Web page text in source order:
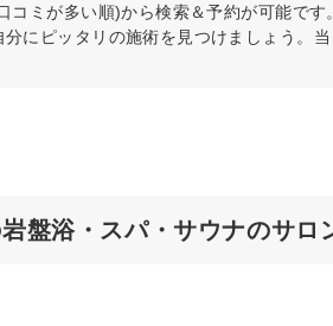
コミが多い順)から検索＆予約が可能で
にピッタリの施術を見つけましょう。当
盤浴・スパ・サウナのサロ